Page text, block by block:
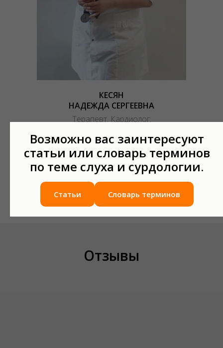
Возможно вас заинтересуют
статьи или словарь терминов
по теме слуха и сурдологии.
Статьи Словарь терминов
КЕСЯН
НАДЕЖДА СЕРГЕЕВНА
Терапевт. Кардиолог.
Подробнее о специалисте
Записаться на приём
Отзывы